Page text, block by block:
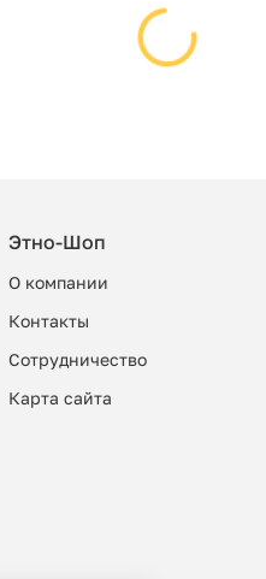
Этно-Шоп
О компании
Контакты
Сотрудничество
Карта сайта